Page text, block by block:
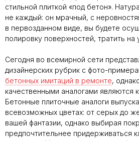
стильной плиткой «под бетон».
не каждый: он мрачный, с
в первозданном виде, вы будете
полировку поверхностей, тратить
Сегодня во всемирной сети
дизайнерских рубрик с фото-
бетонных имитаций в ремонте,
качественными аналогами являются
Бетонные плиточные аналоги
всевозможных цветах: от серых до
вашей фантазии, однако выбирая
предпочтительнее придерживаться